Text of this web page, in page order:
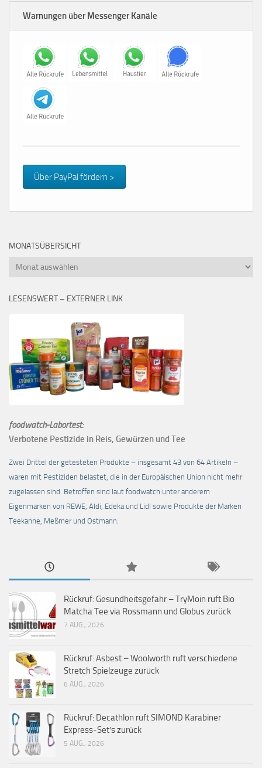
Warnungen über Messenger Kanäle
Über PayPal fördern >
MONATSÜBERSICHT
Monatsübersicht
LESENSWERT – EXTERNER LINK
foodwatch-Labortest:
Verbotene Pestizide in Reis, Gewürzen und Tee
Zwei Drittel der getesteten Produkte – insgesamt 43 von 64 Artikeln –
waren mit Pestiziden belastet, die in der Europäischen Union nicht mehr
zugelassen sind. Betroffen sind laut foodwatch unter anderem
Eigenmarken von REWE, Aldi, Edeka und Lidl sowie Produkte der Marken
Teekanne, Meßmer und Ostmann.
Rückruf: Gesundheitsgefahr – TryMoin ruft Bio
Matcha Tee via Rossmann und Globus zurück
7 AUG., 2026
Rückruf: Asbest – Woolworth ruft verschiedene
Stretch Spielzeuge zurück
6 AUG., 2026
Rückruf: Decathlon ruft SIMOND Karabiner
Express-Set’s zurück
5 AUG., 2026